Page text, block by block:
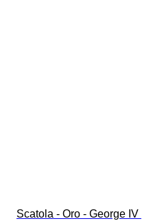
Scatola - Oro - George IV